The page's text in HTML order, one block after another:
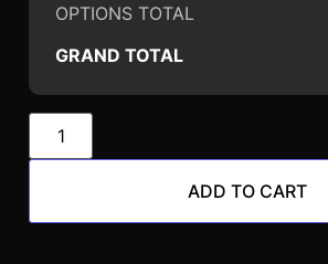
OPTIONS TOTAL
GRAND TOTAL
ADD TO CART